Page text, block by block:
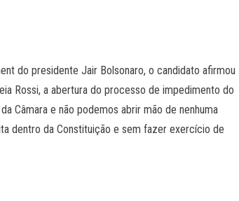
do presidente Jair Bolsonaro, o candidato afirmou
Rossi, a abertura do processo de impedimento do
Câmara e não podemos abrir mão de nenhuma
dentro da Constituição e sem fazer exercício de